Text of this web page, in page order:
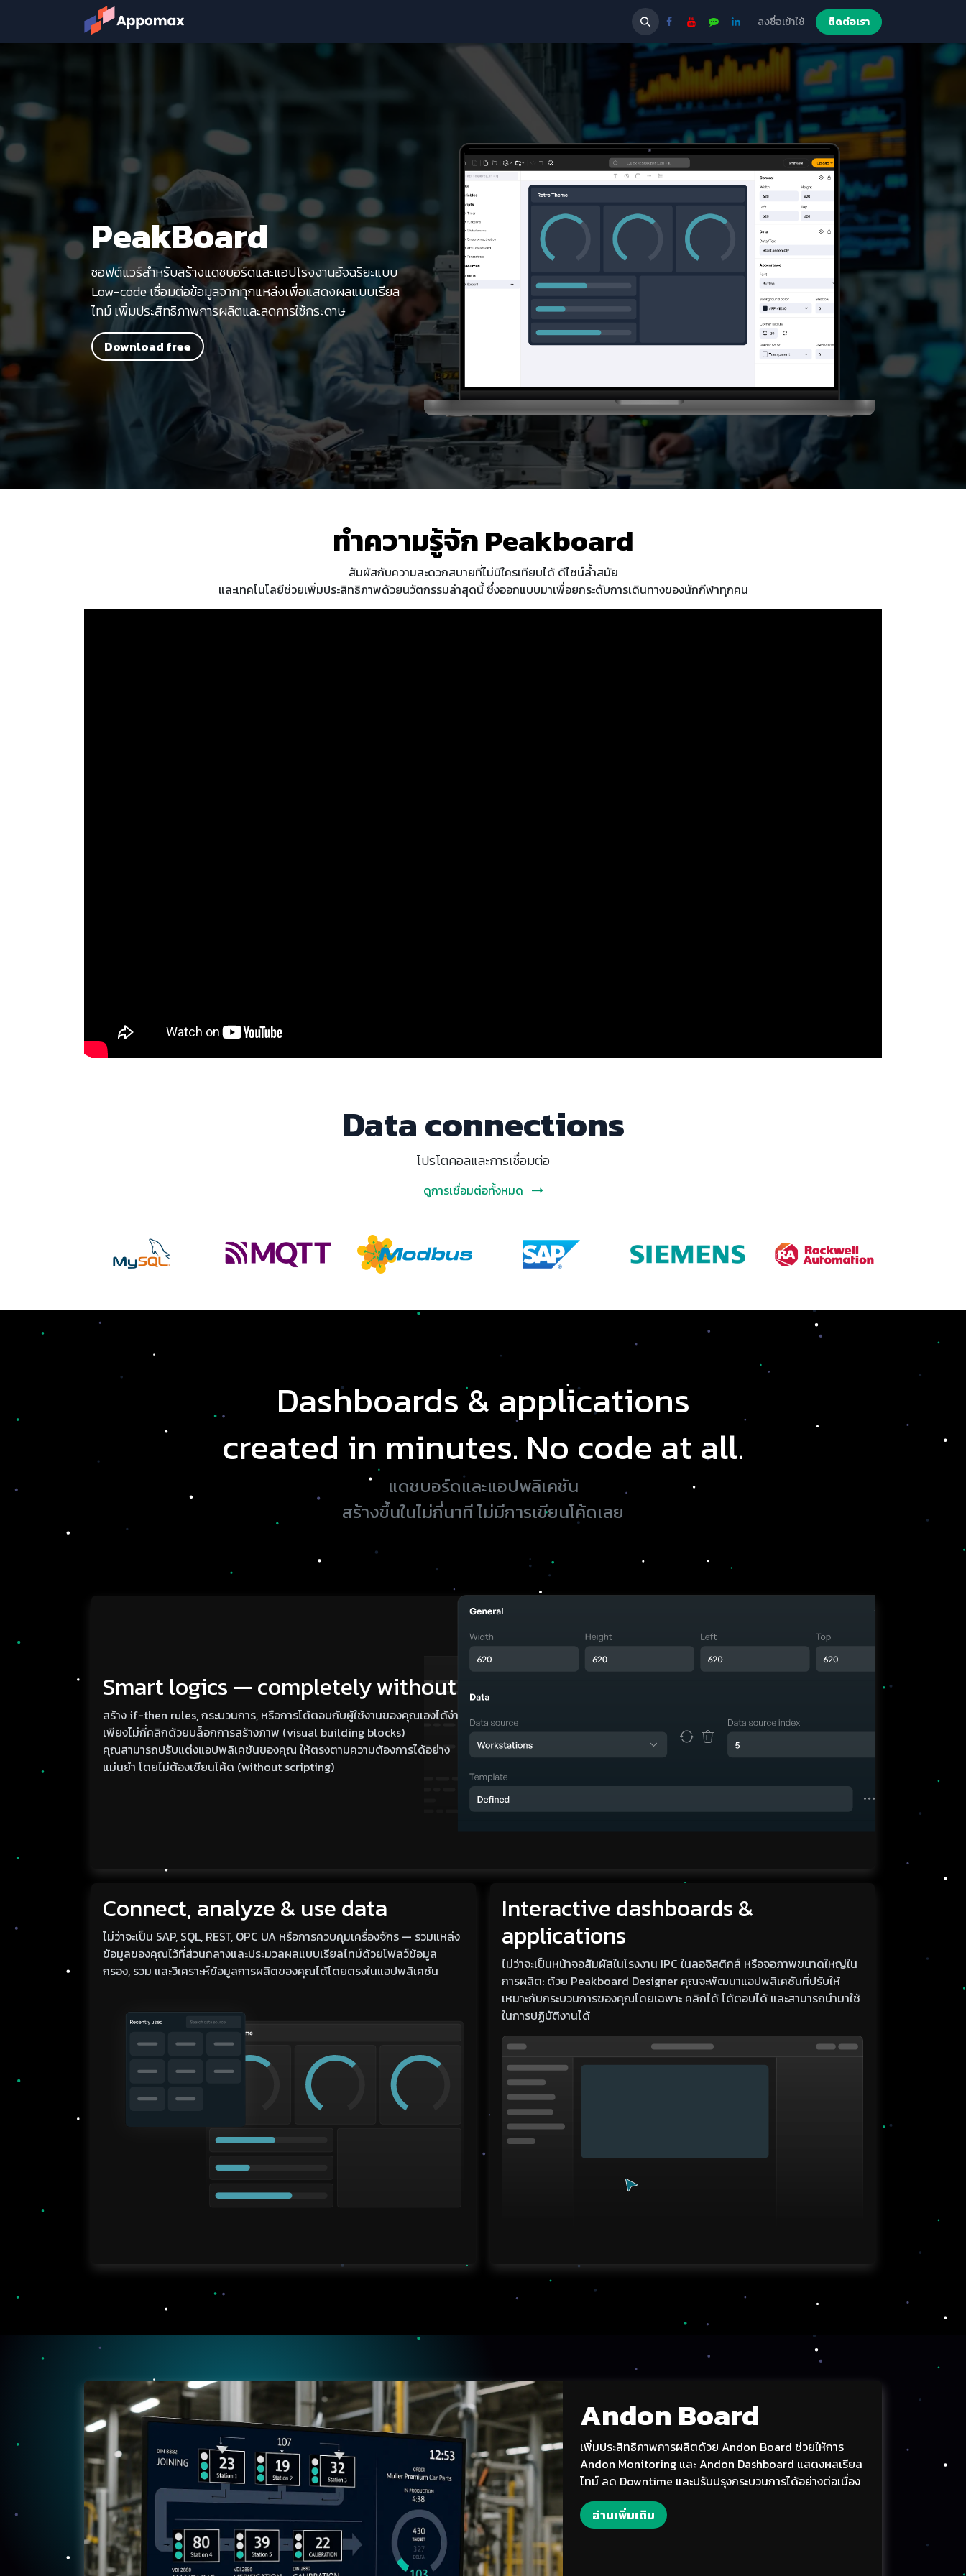
ลงชื่อเข้าใช้ ติดต่อเรา
PeakBoard
ซอฟต์แวร์สำหรับสร้างแดชบอร์ดและแอปโรงงานอัจฉริยะแบบ
Low-code เชื่อมต่อข้อมูลจากทุกแหล่งเพื่อแสดงผลแบบเรียล
ไทม์ เพิ่มประสิทธิภาพการผลิตและลดการใช้กระดาษ
Download free​​​​
ทำความรู้จัก Peakboard
สัมผัสกับความสะดวกสบายที่ไม่มีใครเทียบได้ ดีไซน์ล้ำสมัย
และเทคโนโลยีช่วยเพิ่มประสิทธิภาพด้วยนวัตกรรมล่าสุดนี้ ซึ่งออกแบบมาเพื่อยกระดับการเดินทางของนักกีฬาทุกคน
Data connections
โปรโตคอลและการเชื่อมต่อ
ดูการเชื่อมต่อทั้งหมด
Connect, analyze & use data
ไม่ว่าจะเป็น SAP, SQL, REST, OPC UA หรือการควบคุมเครื่องจักร — รวมแหล่ง
ข้อมูลของคุณไว้ที่ส่วนกลางและประมวลผลแบบเรียลไทม์ด้วยโฟลว์ข้อมูล
กรอง, รวม และวิเคราะห์ข้อมูลการผลิตของคุณได้โดยตรงในแอปพลิเคชัน
Interactive dashboards &
applications
ไม่ว่าจะเป็นหน้าจอสัมผัสในโรงงาน IPC ในลอจิสติกส์ หรือจอภาพขนาดใหญ่ใน
การผลิต: ด้วย Peakboard Designer คุณจะพัฒนาแอปพลิเคชันที่ปรับให้
เหมาะกับกระบวนการของคุณโดยเฉพาะ คลิกได้ โต้ตอบได้ และสามารถนำมาใช้
ในการปฏิบัติงานได้
Smart logics — completely without code
สร้าง if-then rules, กระบวนการ, หรือการโต้ตอบกับผู้ใช้งานของคุณเองได้ง่ายๆ
เพียงไม่กี่คลิกด้วยบล็อกการสร้างภาพ (visual building blocks)
คุณสามารถปรับแต่งแอปพลิเคชันของคุณ ให้ตรงตามความต้องการได้อย่าง
แม่นยำ โดยไม่ต้องเขียนโค้ด (without scripting)
Dashboards & applications
created in minutes. No code at all.
แดชบอร์ดและแอปพลิเคชัน
สร้างขึ้นในไม่กี่นาที ไม่มีการเขียนโค้ดเลย
Andon Board
เพิ่มประสิทธิภาพการผลิตด้วย Andon Board ช่วยให้การ
Andon Monitoring และ Andon Dashboard แสดงผลเรียล
ไทม์ ลด Downtime และปรับปรุงกระบวนการได้อย่างต่อเนื่อง
อ่านเพิ่​​มเติม